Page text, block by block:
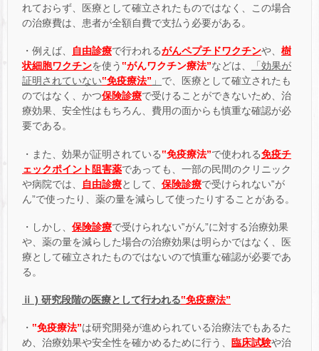
れておらず、医療として確立されたものではなく、この場合
の治療費は、患者が全額自費で支払う必要がある。
・例えば、 自由診療で行われるがんペプチドワクチンや、 樹
状細胞ワクチンを使う‟がんワクチン療法”などは、
「効果が
証明されていない‟免疫療法” 」 で、医療として確立されたも
のではなく、かつ保険診療で受けることができないため、治
療効果、安全性はもちろん、費用の面からも慎重な確認が必
要である。
・また、効果が証明されている‟免疫療法”で使われる免疫チ
ェックポイント阻害薬であっても、一部の民間のクリニック
や病院では、
自由診療として、 保険診療で受けられない‟が
ん”で使ったり、薬の量を減らして使ったりすることがある。
・しかし、 保険診療で受けられない‟がん”に対する治療効果
や、薬の量を減らした場合の治療効果は明らかではなく、医
療として確立されたものではないので慎重な確認が必要であ
る。
ⅱ ) 研究段階の医療として行われる‟免疫療法”
・ ‟免疫療法”は研究開発が進められている治療法でもあるた
め、治療効果や安全性を確かめるために行う、 臨床試験や治